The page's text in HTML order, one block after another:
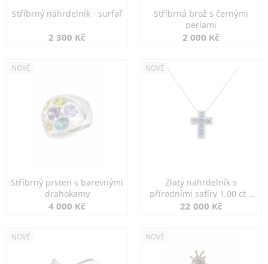
Stříbrný náhrdelník - surfař
2 300 Kč
Stříbrná brož s černými
perlami
2 000 Kč
NOVÉ
Stříbrný prsten s barevnými
drahokamy
4 000 Kč
NOVÉ
Zlatý náhrdelník s
přírodními safíry 1,00 ct a
diamanty
22 000 Kč
NOVÉ NOVÉ